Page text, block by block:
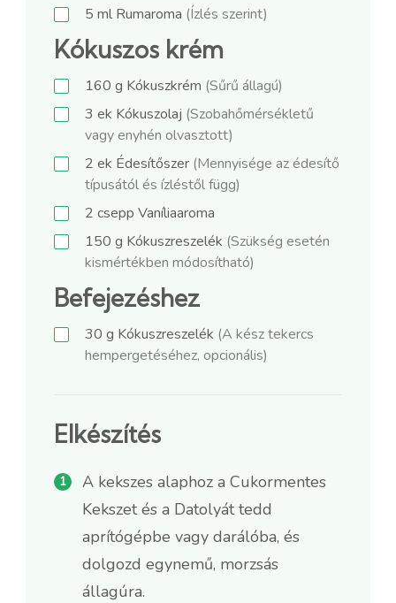
5 ml Rumaroma (Ízlés szerint)
Kókuszos krém
160 g Kókuszkrém (Sűrű állagú)
3 ek Kókuszolaj (Szobahőmérsékletű
vagy enyhén olvasztott)
2 ek Édesítőszer (Mennyisége az édesítő
típusától és ízléstől függ)
2 csepp Vaníliaaroma
150 g Kókuszreszelék (Szükség esetén
kismértékben módosítható)
Befejezéshez
30 g Kókuszreszelék (A kész tekercs
hempergetéséhez, opcionális)
Elkészítés
A kekszes alaphoz a Cukormentes
Kekszet és a Datolyát tedd
aprítógépbe vagy darálóba, és
dolgozd egynemű, morzsás
állagúra.